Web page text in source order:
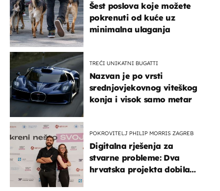
Šest poslova koje možete
pokrenuti od kuće uz
minimalna ulaganja
TREĆI UNIKATNI BUGATTI
Nazvan je po vrsti
srednjovjekovnog viteškog
konja i visok samo metar
POKROVITELJ PHILIP MORRIS ZAGREB
Digitalna rješenja za
stvarne probleme: Dva
hrvatska projekta dobila